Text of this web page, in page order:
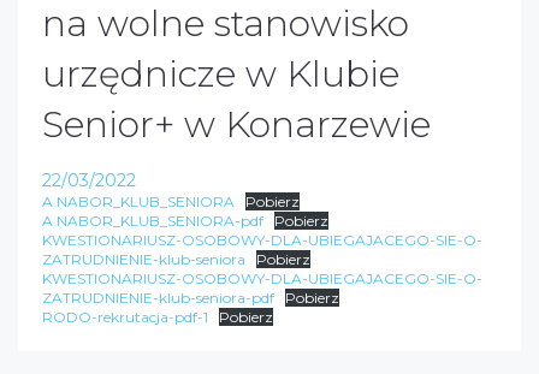
na wolne stanowisko
urzędnicze w Klubie
Senior+ w Konarzewie
22/03/2022
A.NABOR_KLUB_SENIORA
Pobierz
A.NABOR_KLUB_SENIORA-pdf
Pobierz
KWESTIONARIUSZ-OSOBOWY-DLA-UBIEGAJACEGO-SIE-O-
ZATRUDNIENIE-klub-seniora
Pobierz
KWESTIONARIUSZ-OSOBOWY-DLA-UBIEGAJACEGO-SIE-O-
ZATRUDNIENIE-klub-seniora-pdf
Pobierz
RODO-rekrutacja-pdf-1
Pobierz